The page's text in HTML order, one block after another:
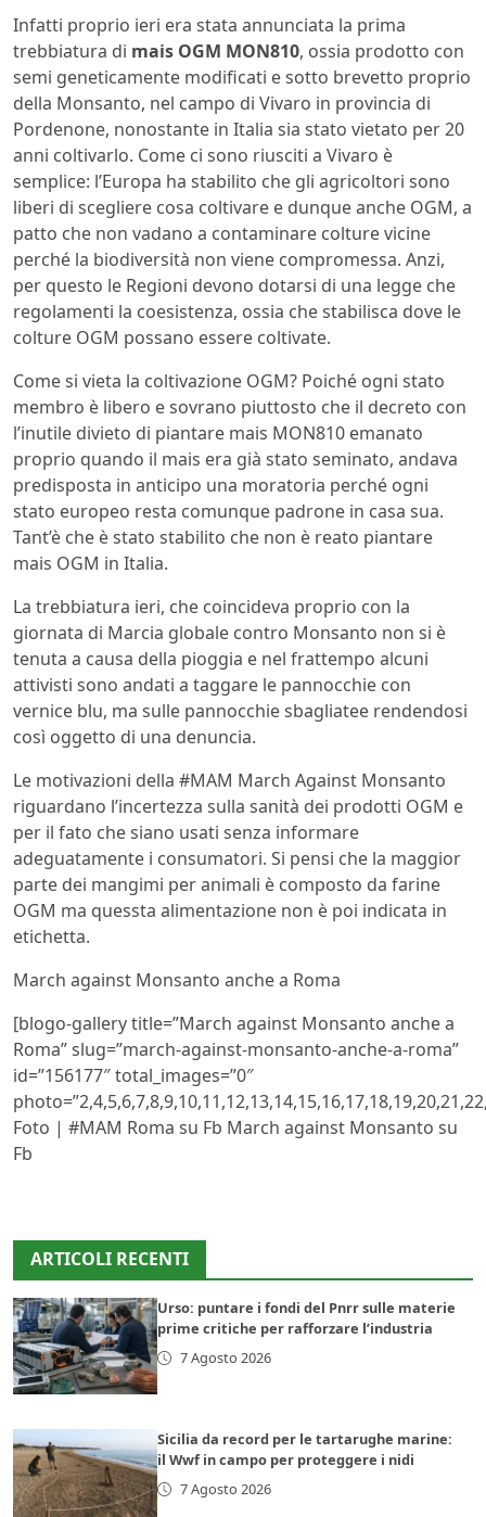
Infatti proprio ieri era stata annunciata la prima
trebbiatura di mais OGM MON810, ossia prodotto con
semi geneticamente modificati e sotto brevetto proprio
della Monsanto, nel campo di Vivaro in provincia di
Pordenone, nonostante in Italia sia stato vietato per 20
anni coltivarlo. Come ci sono riusciti a Vivaro è
semplice: l’Europa ha stabilito che gli agricoltori sono
liberi di scegliere cosa coltivare e dunque anche OGM, a
patto che non vadano a contaminare colture vicine
perché la biodiversità non viene compromessa. Anzi,
per questo le Regioni devono dotarsi di una legge che
regolamenti la coesistenza, ossia che stabilisca dove le
colture OGM possano essere coltivate.
Come si vieta la coltivazione OGM? Poiché ogni stato
membro è libero e sovrano piuttosto che il decreto con
l’inutile divieto di piantare mais MON810 emanato
proprio quando il mais era già stato seminato, andava
predisposta in anticipo una moratoria perché ogni
stato europeo resta comunque padrone in casa sua.
Tant’è che è stato stabilito che non è reato piantare
mais OGM in Italia.
La trebbiatura ieri, che coincideva proprio con la
giornata di Marcia globale contro Monsanto non si è
tenuta a causa della pioggia e nel frattempo alcuni
attivisti sono andati a taggare le pannocchie con
vernice blu, ma sulle pannocchie sbagliatee rendendosi
così oggetto di una denuncia.
Le motivazioni della #MAM March Against Monsanto
riguardano l’incertezza sulla sanità dei prodotti OGM e
per il fato che siano usati senza informare
adeguatamente i consumatori. Si pensi che la maggior
parte dei mangimi per animali è composto da farine
OGM ma quessta alimentazione non è poi indicata in
etichetta.
March against Monsanto anche a Roma
[blogo-gallery title=”March against Monsanto anche a
Roma” slug=”march-against-monsanto-anche-a-roma”
id=”156177″ total_images=”0″
Foto | #MAM Roma su Fb March against Monsanto su
Fb
ARTICOLI RECENTI
Urso: puntare i fondi del Pnrr sulle materie
prime critiche per rafforzare l’industria
7 Agosto 2026
Sicilia da record per le tartarughe marine:
il Wwf in campo per proteggere i nidi
7 Agosto 2026